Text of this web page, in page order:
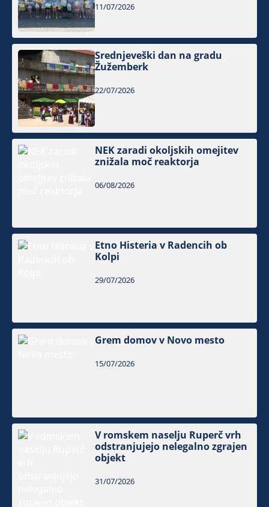
11/07/2026
Srednjeveški dan na gradu
Žužemberk
22/07/2026
NEK zaradi okoljskih omejitev
znižala moč reaktorja
06/08/2026
Etno Histeria v Radencih ob
Kolpi
29/07/2026
Grem domov v Novo mesto
15/07/2026
V romskem naselju Ruperč vrh
odstranjujejo nelegalno zgrajen
objekt
31/07/2026